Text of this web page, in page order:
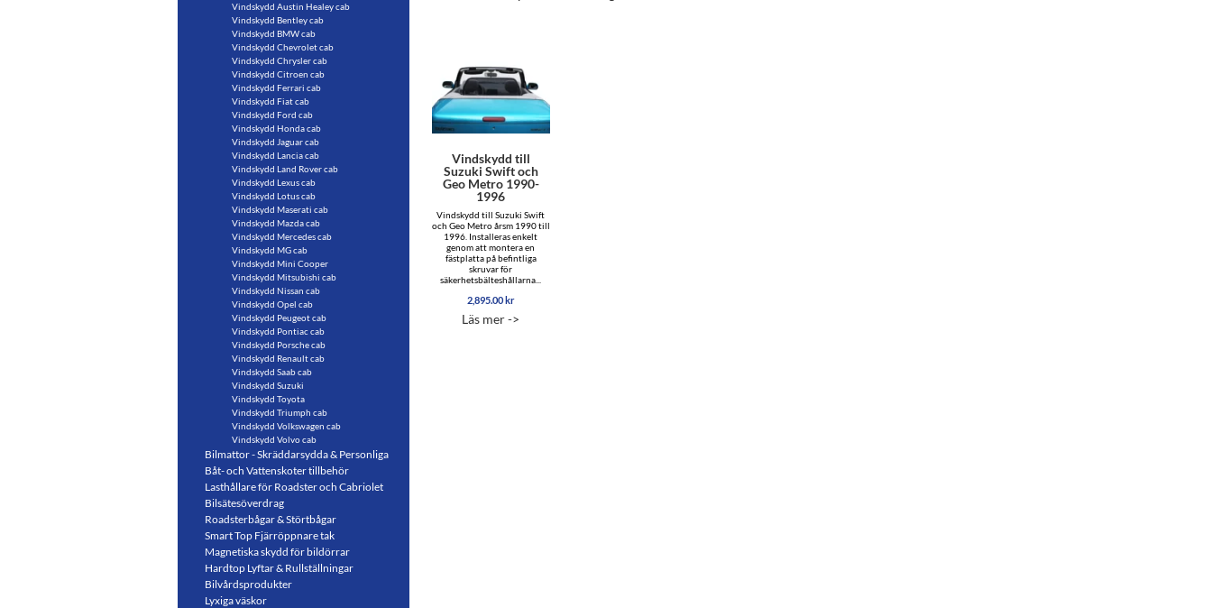
Vindskydd till
Suzuki Swift och
Geo Metro 1990-
1996
Vindskydd till Suzuki Swift
och Geo Metro årsm 1990 till
1996. Installeras enkelt
genom att montera en
fästplatta på befintliga
skruvar för
säkerhetsbälteshållarna...
2,895.00kr
Läs mer ->
Vindskydd Austin Healey cab
Vindskydd Bentley cab
Vindskydd BMW cab
Vindskydd Chevrolet cab
Vindskydd Chrysler cab
Vindskydd Citroen cab
Vindskydd Ferrari cab
Vindskydd Fiat cab
Vindskydd Ford cab
Vindskydd Honda cab
Vindskydd Jaguar cab
Vindskydd Lancia cab
Vindskydd Land Rover cab
Vindskydd Lexus cab
Vindskydd Lotus cab
Vindskydd Maserati cab
Vindskydd Mazda cab
Vindskydd Mercedes cab
Vindskydd MG cab
Vindskydd Mini Cooper
Vindskydd Mitsubishi cab
Vindskydd Nissan cab
Vindskydd Opel cab
Vindskydd Peugeot cab
Vindskydd Pontiac cab
Vindskydd Porsche cab
Vindskydd Renault cab
Vindskydd Saab cab
Vindskydd Suzuki
Vindskydd Toyota
Vindskydd Triumph cab
Vindskydd Volkswagen cab
Vindskydd Volvo cab
Bilmattor - Skräddarsydda & Personliga
Båt- och Vattenskoter tillbehör
Lasthållare för Roadster och Cabriolet
Bilsätesöverdrag
Roadsterbågar & Störtbågar
Smart Top Fjärröppnare tak
Magnetiska skydd för bildörrar
Hardtop Lyftar & Rullställningar
Bilvårdsprodukter
Lyxiga väskor